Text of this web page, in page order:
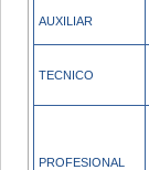
AUXILIAR
TECNICO
PROFESIONAL